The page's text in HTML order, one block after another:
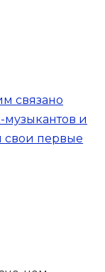
связано
музыкантов и
свои первые